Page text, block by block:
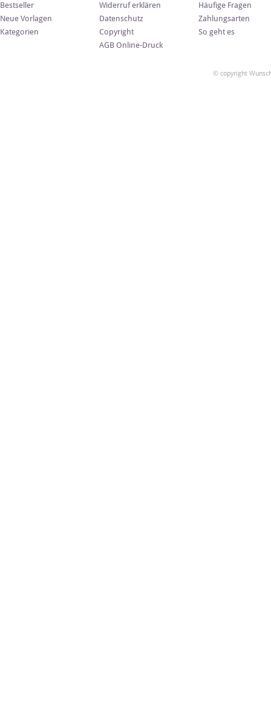
Bestseller
Neue Vorlagen
Kategorien
Widerruf erklären
Datenschutz
Copyright
AGB Online-Druck
Häufige Fragen
Zahlungsarten
So geht es
© copyright